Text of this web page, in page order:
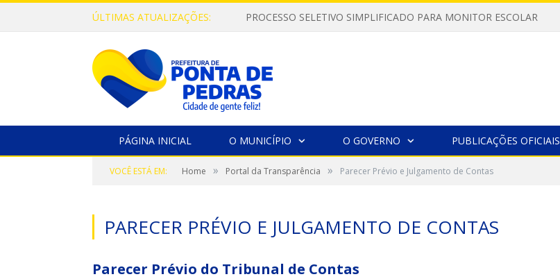
ÚLTIMAS ATUALIZAÇÕES: PROCESSO SELETIVO SIMPLIFICADO PARA MONITOR ESCOLAR
PÁGINA INICIAL O MUNICÍPIO O GOVERNO PUBLICAÇÕES OFICIAIS
VOCÊ ESTÁ EM: Home » Portal da Transparência » Parecer Prévio e Julgamento de Contas
PARECER PRÉVIO E JULGAMENTO DE CONTAS
Parecer Prévio do Tribunal de Contas